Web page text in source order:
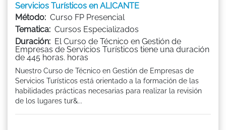
Servicios Turísticos en ALICANTE
Método: Curso FP Presencial
Tematica: Cursos Especializados
Duración: El Curso de Técnico en Gestión de
Empresas de Servicios Turísticos tiene una duración
de 445 horas. horas
Nuestro Curso de Técnico en Gestión de Empresas de
Servicios Turísticos está orientado a la formación de las
habilidades prácticas necesarias para realizar la revisión
de los lugares tur&...